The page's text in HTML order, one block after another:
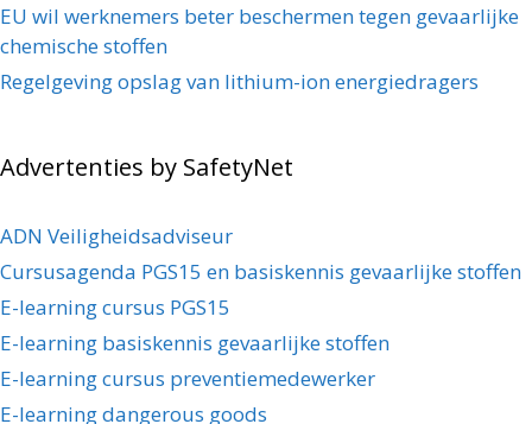
EU wil werknemers beter beschermen tegen gevaarlijke
chemische stoffen
Regelgeving opslag van lithium-ion energiedragers
Advertenties by SafetyNet
ADN Veiligheidsadviseur
Cursusagenda PGS15 en basiskennis gevaarlijke stoffen
E-learning cursus PGS15
E-learning basiskennis gevaarlijke stoffen
E-learning cursus preventiemedewerker
E-learning dangerous goods